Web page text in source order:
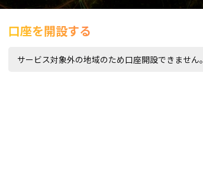
口座を開設する
サービス対象外の地域のため口座開設できません。